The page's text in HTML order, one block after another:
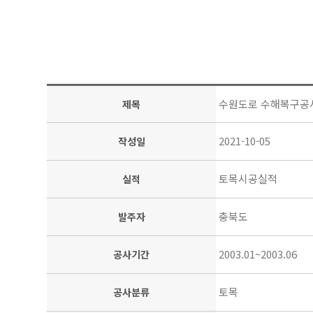
제목 수원도로 수해복구공
작성일 2021-10-05
실적 토목시공실적
발주자 충북도
공사기간 2003.01~2003.06
공사분류 토목